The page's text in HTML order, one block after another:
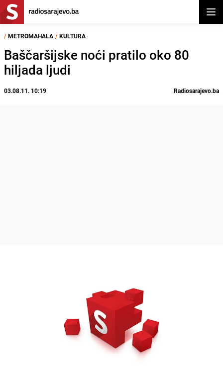
/ METROMAHALA / KULTURA
Baščaršijske noći pratilo oko 80
hiljada ljudi
03.08.11. 10:19 Radiosarajevo.ba